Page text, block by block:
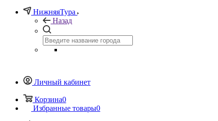
НижняяТура
Назад
Личный кабинет
Корзина0
Избранные товары0